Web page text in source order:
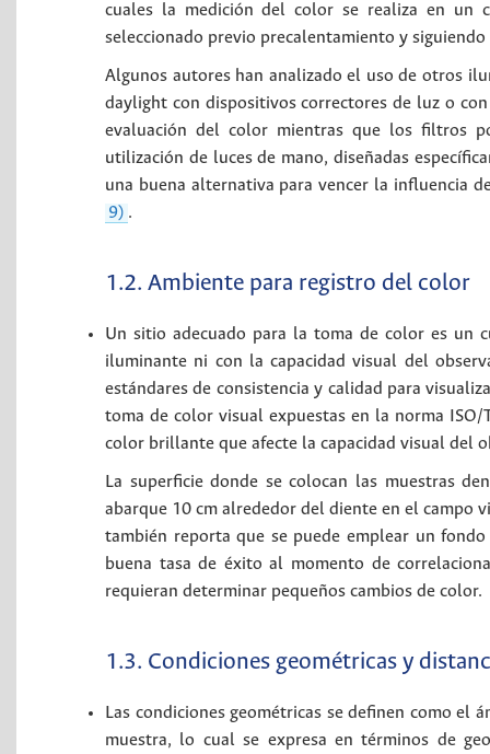
cuales la medición del color se realiza en un
seleccionado previo precalentamiento y
Algunos autores han analizado el uso de otros
daylight con dispositivos correctores de luz o
evaluación del color mientras que los filtros
utilización de luces de mano, diseñadas
una buena alternativa para vencer la influencia
9) .
1.2. Ambiente para registro del color
Un sitio adecuado para la toma de color es
iluminante ni con la capacidad visual del
estándares de consistencia y calidad para
toma de color visual expuestas en la norma
color brillante que afecte la capacidad visual del
La superficie donde se colocan las muestras
abarque 10 cm alrededor del diente en el campo
también reporta que se puede emplear un
buena tasa de éxito al momento de
requieran determinar pequeños cambios de color.
1.3. Condiciones geométricas y
Las condiciones geométricas se definen como
muestra, lo cual se expresa en términos de